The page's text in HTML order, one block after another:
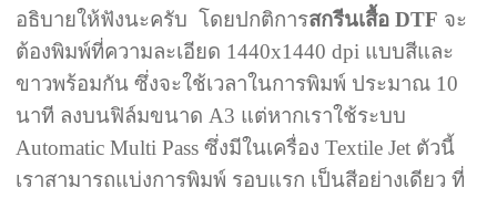
อธิบายให้ฟังนะครับ โดยปกติการสกรีนเสื้อ DTF จะ
ต้องพิมพ์ที่ความละเอียด 1440x1440 dpi แบบสีและ
ขาวพร้อมกัน ซึ่งจะใช้เวลาในการพิมพ์ ประมาณ 10
นาที ลงบนฟิล์มขนาด A3 แต่หากเราใช้ระบบ
Automatic Multi Pass ซึ่งมีในเครื่อง Textile Jet ตัวนี้
เราสามารถแบ่งการพิมพ์ รอบแรก เป็นสีอย่างเดียว ที่